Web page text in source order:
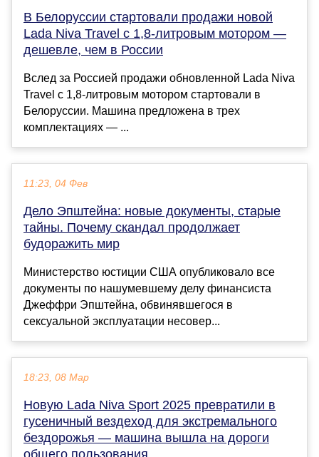
В Белоруссии стартовали продажи новой
Lada Niva Travel с 1,8-литровым мотором —
дешевле, чем в России
Вслед за Россией продажи обновленной Lada Niva
Travel с 1,8-литровым мотором стартовали в
Белоруссии. Машина предложена в трех
комплектациях — ...
11:23, 04 Фев
Дело Эпштейна: новые документы, старые
тайны. Почему скандал продолжает
будоражить мир
Министерство юстиции США опубликовало все
документы по нашумевшему делу финансиста
Джеффри Эпштейна, обвинявшегося в
сексуальной эксплуатации несовер...
18:23, 08 Мар
Новую Lada Niva Sport 2025 превратили в
гусеничный вездеход для экстремального
бездорожья — машина вышла на дороги
общего пользования